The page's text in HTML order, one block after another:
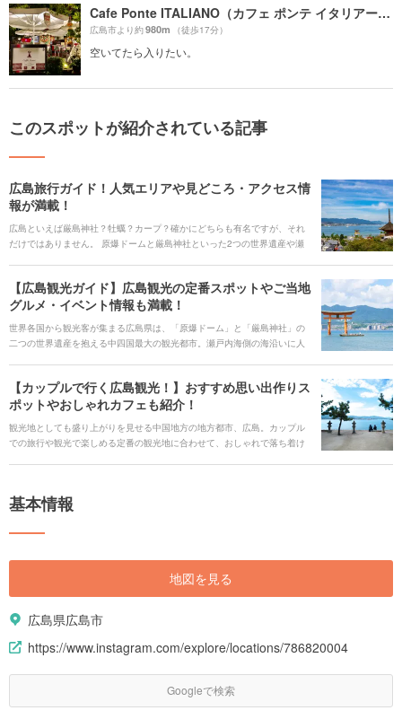
Cafe Ponte ITALIANO（カフェ ポンテ イタリアーノ）
広島市より約980m （徒歩17分）
空いてたら入りたい。
このスポットが紹介されている記事
広島旅行ガイド！人気エリアや見どころ・アクセス情
報が満載！
広島といえば厳島神社？牡蠣？カープ？確かにどちらも有名ですが、それ
だけではありません。 原爆ドームと厳島神社といった2つの世界遺産や瀬
温泉など、実は色々なことを楽しむことができる県なんです。 自分にあっ
た観光を楽しむことができるおすすめの旅行先です。アクティブに過ごす
んな過ごし方もできる広島県の見どころを一挙紹介したいと思います！
【広島観光ガイド】広島観光の定番スポットやご当地
グルメ・イベント情報も満載！
世界各国から観光客が集まる広島県は、「原爆ドーム」と「厳島神社」の
二つの世界遺産を抱える中四国最大の観光都市。瀬戸内海側の海沿いに人
初のアウトレット施設が建設されるなど次々と新しい施設がオープンし、
盛り上がりを見せている広島。今回はそんな広島で楽しめる定番観光スポ
【カップルで行く広島観光！】おすすめ思い出作りス
ポットやおしゃれカフェも紹介！
観光地としても盛り上がりを見せる中国地方の地方都市、広島。カップル
での旅行や観光で楽しめる定番の観光地に合わせて、おしゃれで落ち着け
基本情報
地図を見る
広島県広島市
https://www.instagram.com/explore/locations/786820004
Googleで検索